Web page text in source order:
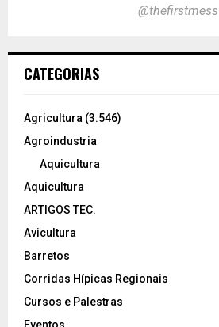
@thefirstmess
CATEGORIAS
Agricultura (3.546)
Agroindustria
Aquicultura
Aquicultura
ARTIGOS TEC.
Avicultura
Barretos
Corridas Hípicas Regionais
Cursos e Palestras